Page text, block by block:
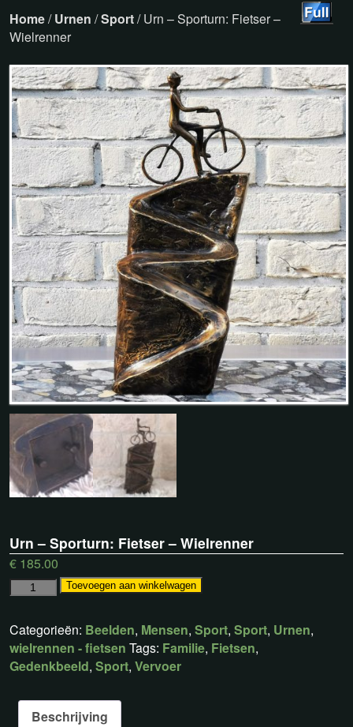
Home/Urnen /Sport/ Urn – Sporturn: Fietser –
Wielrenner
Urn – Sporturn: Fietser – Wielrenner
€ 185.00
Toevoegen aan winkelwagen
Categorieën: Beelden, Mensen, Sport, Sport, Urnen,
wielrennen - fietsen Tags: Familie, Fietsen,
Gedenkbeeld, Sport, Vervoer
Beschrijving